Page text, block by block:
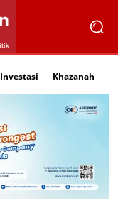
Investasi Khazanah